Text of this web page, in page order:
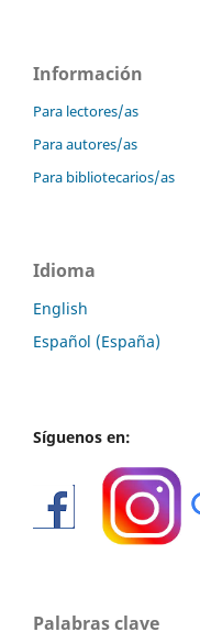
Información
Para lectores/as
Para autores/as
Para bibliotecarios/as
Idioma
English
Español (España)
Síguenos en:
Palabras clave